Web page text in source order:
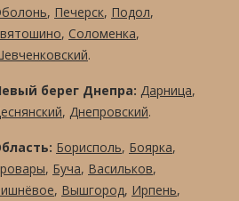
, Печерск, Подол,
, Соломенка,
.
берег Днепра: Дарница,
, Днепровский.
Борисполь, Боярка,
, Буча, Васильков,
, Вышгород, Ирпень,